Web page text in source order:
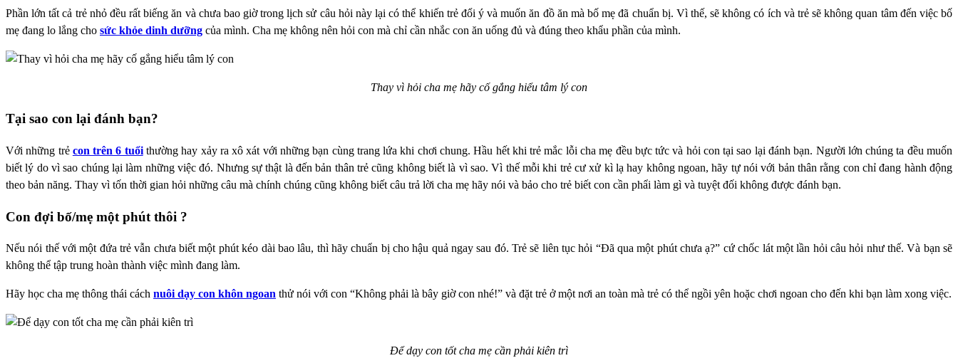
Phần lớn tất cả trẻ nhỏ đều rất biếng ăn và chưa bao giờ trong lịch sử câu hỏi này lại có thể khiến trẻ đổi ý và muốn ăn đồ ăn mà bố mẹ đã chuẩn bị. Vì thế, sẽ không có ích và trẻ sẽ không quan tâm đến việc bố
mẹ đang lo lắng cho sức khỏe dinh dưỡng của mình. Cha mẹ không nên hỏi con mà chỉ cần nhắc con ăn uống đủ và đúng theo khẩu phần của mình.
Thay vì hỏi cha mẹ hãy cố gắng hiểu tâm lý con
Tại sao con lại đánh bạn?
Với những trẻ con trên 6 tuổithường hay xảy ra xô xát với những bạn cùng trang lứa khi chơi chung. Hầu hết khi trẻ mắc lỗi cha mẹ đều bực tức và hỏi con tại sao lại đánh bạn. Người lớn chúng ta đều muốn
biết lý do vì sao chúng lại làm những việc đó. Nhưng sự thật là đến bản thân trẻ cũng không biết là vì sao. Vì thế mỗi khi trẻ cư xử kì lạ hay không ngoan, hãy tự nói với bản thân rằng con chỉ đang hành động
theo bản năng. Thay vì tốn thời gian hỏi những câu mà chính chúng cũng không biết câu trả lời cha mẹ hãy nói và bảo cho trẻ biết con cần phẩi làm gì và tuyệt đối không được đánh bạn.
Con đợi bố/mẹ một phút thôi ?
Nếu nói thế với một đứa trẻ vẫn chưa biết một phút kéo dài bao lâu, thì hãy chuẩn bị cho hậu quả ngay sau đó. Trẻ sẽ liên tục hỏi “Đã qua một phút chưa ạ?” cứ chốc lát một lần hỏi câu hỏi như thế. Và bạn sẽ
không thể tập trung hoàn thành việc mình đang làm.
Hãy học cha mẹ thông thái cách nuôi dạy con khôn ngoan thử nói với con “Không phải là bây giờ con nhé!” và đặt trẻ ở một nơi an toàn mà trẻ có thể ngồi yên hoặc chơi ngoan cho đến khi bạn làm xong việc.
Để dạy con tốt cha mẹ cần phải kiên trì